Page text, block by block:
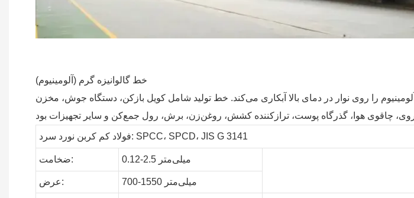
خط گالوانیزه گرم (آلومینیوم)
را روی نوار در دمای بالا آبکاری می‌کند. خط تولید شامل کویل بازکن، دستگاه جوش، مخزن
فولاد کم کربن نورد سرد: SPCC، SPCD، JIS G 3141
ضخامت: 0.12-2.5 میلی‌متر
عرض: 700-1550 میلی‌متر